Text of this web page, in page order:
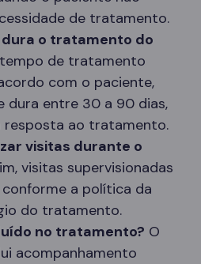
de tratamento.
o tratamento do
de tratamento
com o paciente,
dura entre 30 a 90 dias,
resposta ao tratamento.
visitas durante o
visitas supervisionadas
a política da
do tratamento.
no tratamento? O
acompanhamento